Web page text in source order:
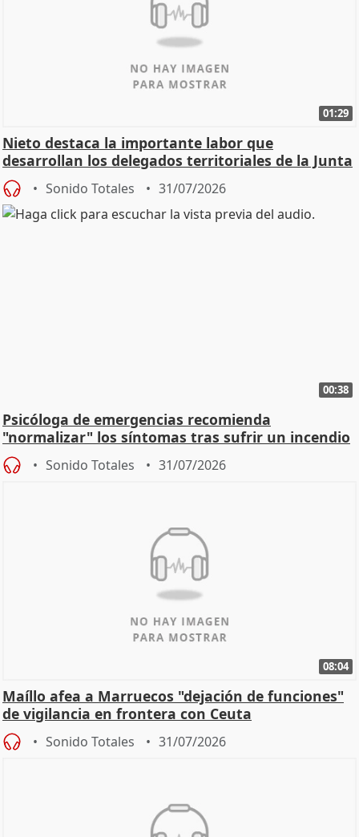
01:29
Nieto destaca la importante labor que
desarrollan los delegados territoriales de la Junta
Sonido Totales 31/07/2026
00:38
Psicóloga de emergencias recomienda
"normalizar" los síntomas tras sufrir un incendio
Sonido Totales 31/07/2026
08:04
Maíllo afea a Marruecos "dejación de funciones"
de vigilancia en frontera con Ceuta
Sonido Totales 31/07/2026